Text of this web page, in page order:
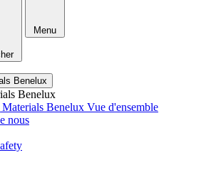
Menu
Benelux
Benelux
Benelux Vue d'ensemble
nous